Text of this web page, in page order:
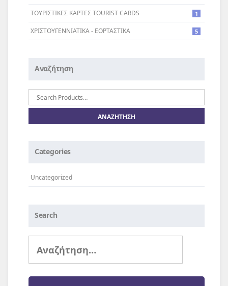
ΤΟΥΡΙΣΤΙΚΕΣ ΚΑΡΤΕΣ TOURIST CARDS 1
ΧΡΙΣΤΟΥΓΕΝΝΙΑΤΙΚΑ - ΕΟΡΤΑΣΤΙΚΑ 5
Αναζήτηση
Αναζήτηση
για:
Categories
Uncategorized
Search
Αναζήτηση
για: